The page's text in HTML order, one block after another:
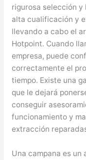
rigurosa selección
alta cualificación y
llevando a cabo el
Hotpoint. Cuando
empresa, puede
correctamente el
tiempo. Existe una
que le dejará
conseguir
funcionamiento y
extracción
Una campana es un